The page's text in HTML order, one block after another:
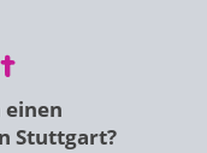
einen
Stuttgart?